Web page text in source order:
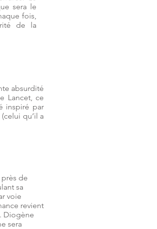
sera le
fois,
de la
absurdité
Lancet, ce
inspiré par
qu’il a
de
sa
voie
revient
Diogène
sera